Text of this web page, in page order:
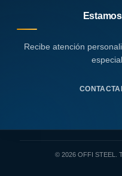
Recibe atención
© 2026 OFFI STEEL.